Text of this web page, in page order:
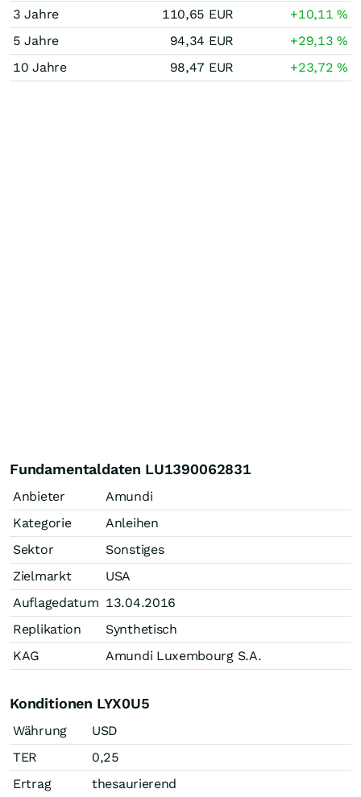
3 Jahre 110,65 EUR +10,11%
5 Jahre
94,34 EUR +29,13%
10 Jahre
98,47 EUR +23,72%
Fundamentaldaten LU1390062831
Anbieter
Amundi
Kategorie
Anleihen
Sektor
Sonstiges
Zielmarkt
USA
Auflagedatum 13.04.2016
Replikation
Synthetisch
KAG
Amundi Luxembourg S.A.
Konditionen LYX0U5
Währung
USD
TER
0,25
Ertrag
thesaurierend